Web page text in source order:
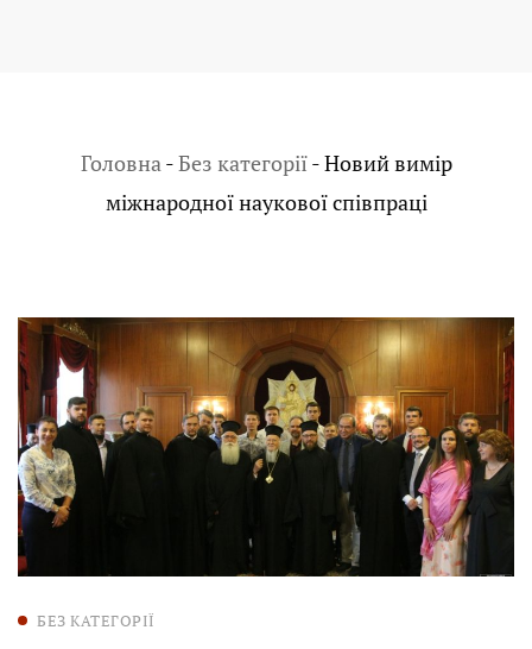
Головна-Без категорії-Новий вимір
міжнародної наукової співпраці
БЕЗ КАТЕГОРІЇ